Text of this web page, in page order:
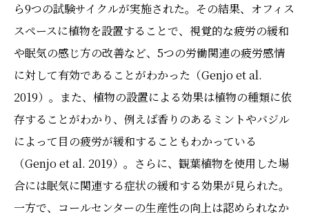
ら9つの試験サイクルが実施された。その結果、オフィス
スペースに植物を設置することで、視覚的な疲労の緩和
や眠気の感じ方の改善など、5つの労働関連の疲労感情
に対して有効であることがわかった（Genjo et al.
2019）。また、植物の設置による効果は植物の種類に依
存することがわかり、例えば香りのあるミントやバジル
によって目の疲労が緩和することもわかっている
（Genjo et al. 2019）。さらに、観葉植物を使用した場
合には眠気に関連する症状の緩和する効果が見られた。
一方で、コールセンターの生産性の向上は認められなか